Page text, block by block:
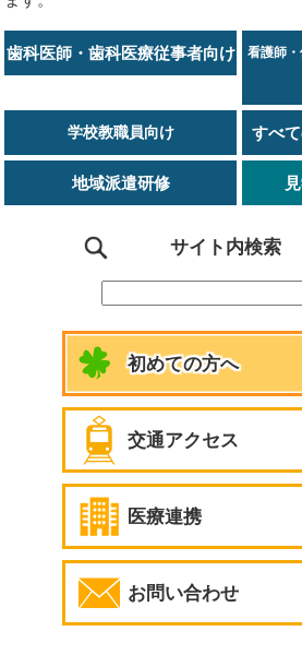
歯科医師・歯科医療従事者向け
看護師
学校教職員向け すべ
地域派遣研修
サイト内検索
初めての方へ
交通アクセス
医療連携
お問い合わせ